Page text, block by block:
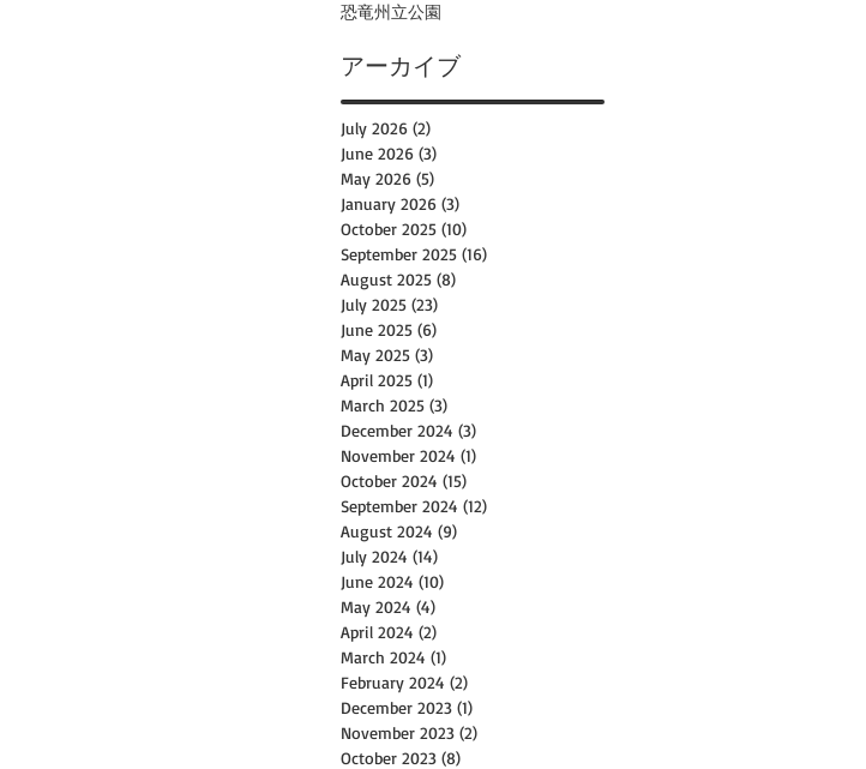
恐竜州立公園
アーカイブ
July 2026 (2)
June 2026 (3)
May 2026 (5)
January 2026 (3)
October 2025 (10)
September 2025 (16)
August 2025 (8)
July 2025 (23)
June 2025 (6)
May 2025 (3)
April 2025 (1)
March 2025 (3)
December 2024 (3)
November 2024 (1)
October 2024 (15)
September 2024 (12)
August 2024 (9)
July 2024 (14)
June 2024 (10)
May 2024 (4)
April 2024 (2)
March 2024 (1)
February 2024 (2)
December 2023 (1)
November 2023 (2)
October 2023 (8)